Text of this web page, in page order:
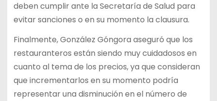
deben cumplir ante la Secretaría de Salud para
evitar sanciones o en su momento la clausura.
Finalmente, González Góngora aseguró que los
restauranteros están siendo muy cuidadosos en
cuanto al tema de los precios, ya que consideran
que incrementarlos en su momento podría
representar una disminución en el número de